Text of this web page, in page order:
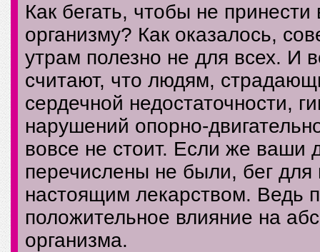
Как бегать, чтобы не
организму? Как оказалось,
утрам полезно не для всех. И
считают, что людям,
сердечной недостаточности,
нарушений опорно-
вовсе не стоит. Если же ваши
перечислены не были, бег для
настоящим лекарством. Ведь
положительное влияние на
организма.